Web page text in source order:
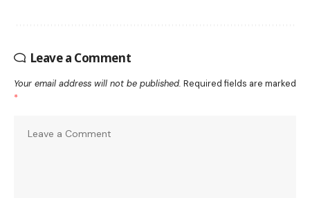
Leave a Comment
Your email address will not be published. Required fields are marked
*